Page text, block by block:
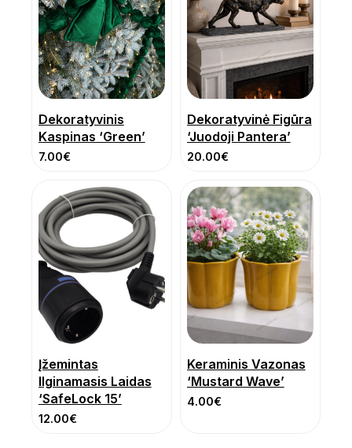
Dekoratyvinis
Kaspinas ‘Green’
7.00€
Dekoratyvinė Figūra
‘Juodoji Pantera’
20.00€
Įžemintas
Ilginamasis Laidas
‘SafeLock 15’
12.00€
Keraminis Vazonas
‘Mustard Wave’
4.00€